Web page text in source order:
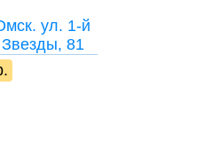
ул. 1-й
81